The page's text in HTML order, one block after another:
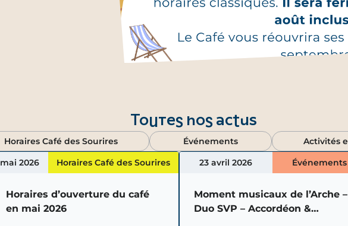
Toutes nos actus
Horaires Café des Sourires Événements Activités
mai 2026 Horaires Café des Sourires
Horaires d’ouverture du café
en mai 2026
23 avril 2026 Événements
Moment musicaux de l’Arche –
Duo SVP – Accordéon &